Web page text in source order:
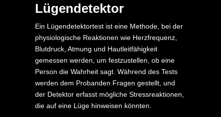
Lügendetektor
Ein Lügendetektortest ist eine Methode, bei der
physiologische Reaktionen wie Herzfrequenz,
Blutdruck, Atmung und Hautleitfähigkeit
gemessen werden, um festzustellen, ob eine
Person die Wahrheit sagt. Während des Tests
werden dem Probanden Fragen gestellt, und
der Detektor erfasst mögliche Stressreaktionen,
die auf eine Lüge hinweisen könnten.